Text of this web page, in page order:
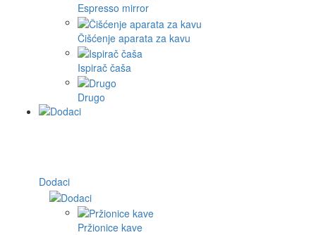
Espresso mirror
Čišćenje aparata za kavu
Ispirač čaša
Drugo
Dodaci
Pržionice kave